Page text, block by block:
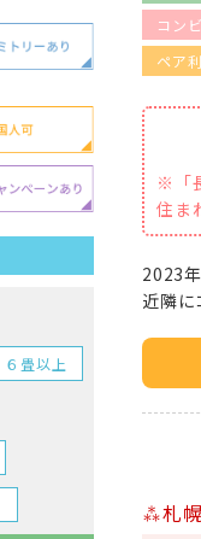
６畳以上
コン
ペア
※「
住ま
2023
近隣
⁂札